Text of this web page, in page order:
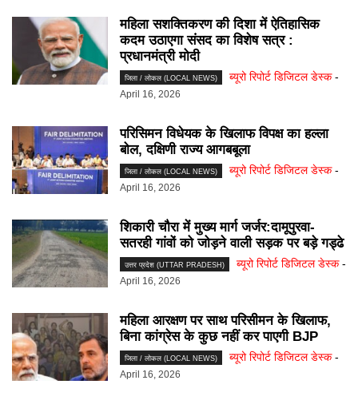
महिला सशक्तिकरण की दिशा में ऐतिहासिक
कदम उठाएगा संसद का विशेष सत्र :
प्रधानमंत्री मोदी
जिला / लोकल (LOCAL NEWS) ब्यूरो रिपोर्ट डिजिटल डेस्क -
April 16, 2026
परिसिमन विधेयक के खिलाफ विपक्ष का हल्ला
बोल, दक्षिणी राज्य आगबबूला
जिला / लोकल (LOCAL NEWS) ब्यूरो रिपोर्ट डिजिटल डेस्क -
April 16, 2026
शिकारी चौरा में मुख्य मार्ग जर्जर:दामूपुरवा-
सतरही गांवों को जोड़ने वाली सड़क पर बड़े गड्ढे
उत्तर प्रदेश (UTTAR PRADESH) ब्यूरो रिपोर्ट डिजिटल डेस्क -
April 16, 2026
महिला आरक्षण पर साथ परिसीमन के खिलाफ,
बिना कांग्रेस के कुछ नहीं कर पाएगी BJP
जिला / लोकल (LOCAL NEWS) ब्यूरो रिपोर्ट डिजिटल डेस्क -
April 16, 2026